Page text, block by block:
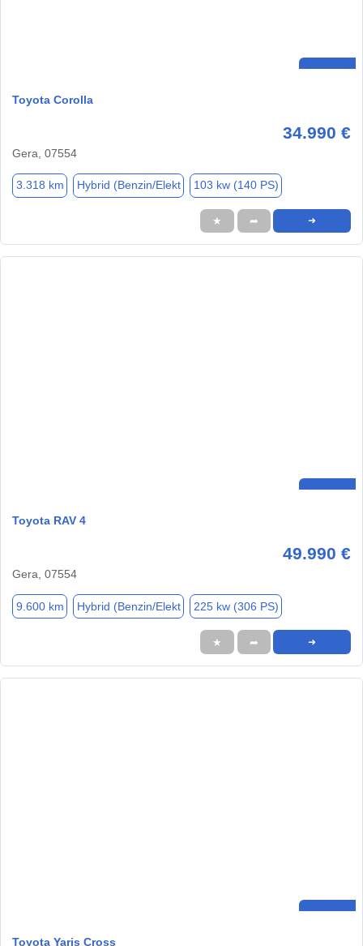
Toyota Corolla
34.990 €
Gera, 07554
3.318 km Hybrid (Benzin/Elekt 103 kw (140 PS)
★ ➦ ➜
Toyota RAV 4
49.990 €
Gera, 07554
9.600 km Hybrid (Benzin/Elekt 225 kw (306 PS)
★ ➦ ➜
Toyota Yaris Cross